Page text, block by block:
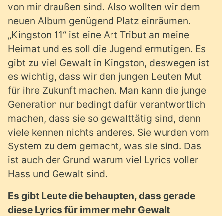
von mir draußen sind. Also wollten wir dem
neuen Album genügend Platz einräumen.
„Kingston 11“ ist eine Art Tribut an meine
Heimat und es soll die Jugend ermutigen. Es
gibt zu viel Gewalt in Kingston, deswegen ist
es wichtig, dass wir den jungen Leuten Mut
für ihre Zukunft machen. Man kann die junge
Generation nur bedingt dafür verantwortlich
machen, dass sie so gewalttätig sind, denn
viele kennen nichts anderes. Sie wurden vom
System zu dem gemacht, was sie sind. Das
ist auch der Grund warum viel Lyrics voller
Hass und Gewalt sind.
Es gibt Leute die behaupten, dass gerade
diese Lyrics für immer mehr Gewalt